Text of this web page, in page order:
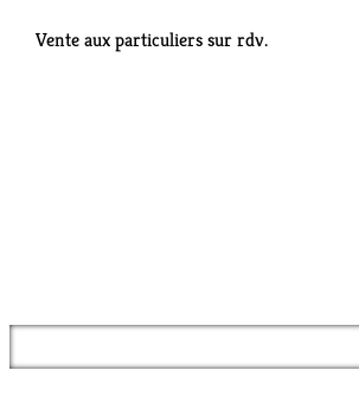
Vente aux particuliers sur rdv.